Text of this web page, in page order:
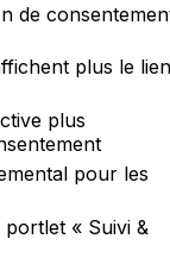
de
plus le lien
plus
pour les
portlet « Suivi &